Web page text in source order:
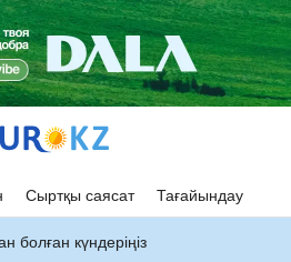
Сыртқы саясат Тағайындау
болған күндеріңіз